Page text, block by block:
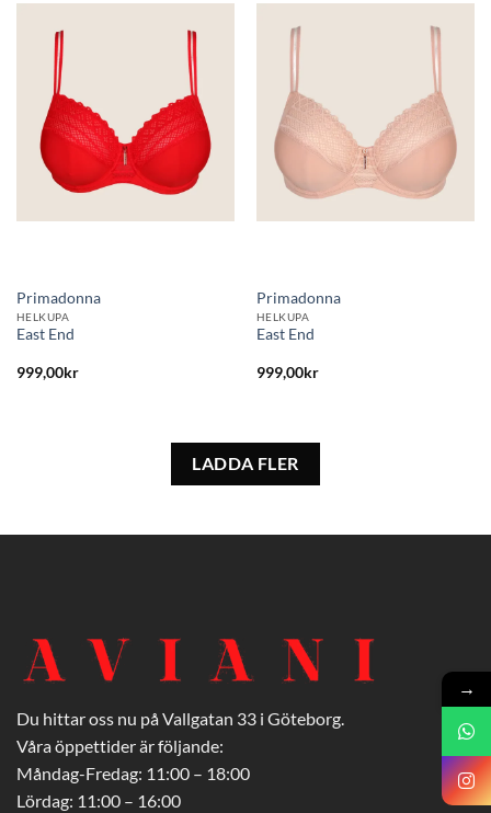
till i
önskelistan
Primadonna
HELKUPA
East End
999,00kr
Lägg
till i
önskelistan
Primadonna
HELKUPA
East End
999,00kr
LADDA FLER
Du hittar oss nu på Vallgatan 33 i Göteborg.
Våra öppettider är följande:
Måndag-Fredag: 11:00 – 18:00
Lördag: 11:00 – 16:00
→